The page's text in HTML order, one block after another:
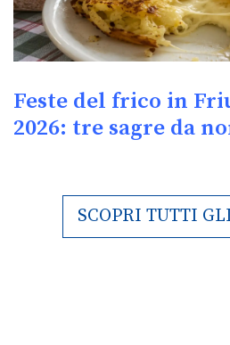
Feste del frico in
2026: tre sagre da
SCOPRI TUTTI